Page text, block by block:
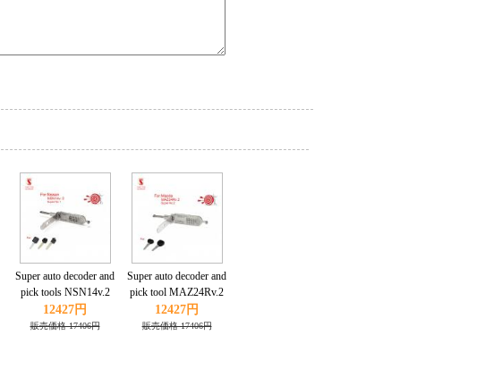
Super auto decoder and
pick tools NSN14v.2
12427円
販売価格 17406円
Super auto decoder and
pick tool MAZ24Rv.2
12427円
販売価格 17406円